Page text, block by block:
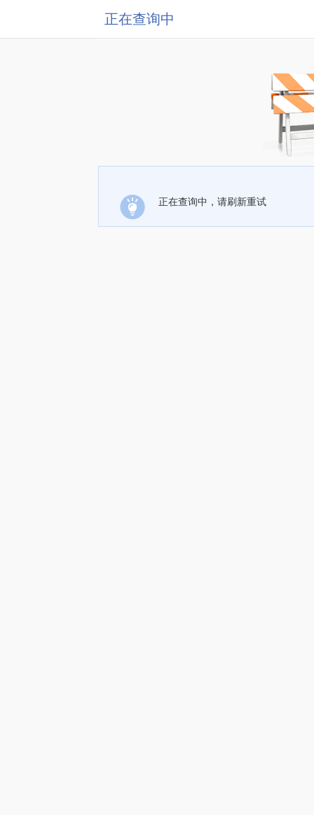
正在查询中
正在查询中，请刷新重试